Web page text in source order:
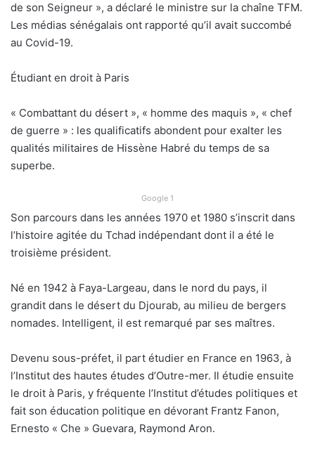
de son Seigneur », a déclaré le ministre sur la chaîne TFM.
Les médias sénégalais ont rapporté qu’il avait succombé
au Covid-19.
Étudiant en droit à Paris
« Combattant du désert », « homme des maquis », « chef
de guerre » : les qualificatifs abondent pour exalter les
qualités militaires de Hissène Habré du temps de sa
superbe.
Google 1
Son parcours dans les années 1970 et 1980 s’inscrit dans
l’histoire agitée du Tchad indépendant dont il a été le
troisième président.
Né en 1942 à Faya-Largeau, dans le nord du pays, il
grandit dans le désert du Djourab, au milieu de bergers
nomades. Intelligent, il est remarqué par ses maîtres.
Devenu sous-préfet, il part étudier en France en 1963, à
l’Institut des hautes études d’Outre-mer. Il étudie ensuite
le droit à Paris, y fréquente l’Institut d’études politiques et
fait son éducation politique en dévorant Frantz Fanon,
Ernesto « Che » Guevara, Raymond Aron.